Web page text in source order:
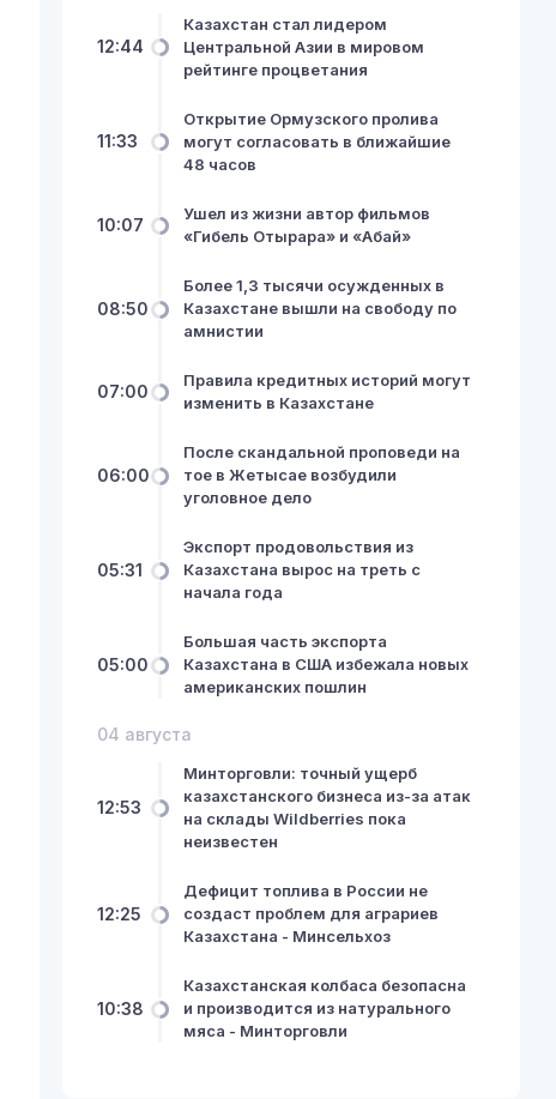
12:44
Казахстан стал лидером
Центральной Азии в мировом
рейтинге процветания
11:33
Открытие Ормузского пролива
могут согласовать в ближайшие
48 часов
10:07
Ушел из жизни автор фильмов
«Гибель Отырара» и «Абай»
08:50
Более 1,3 тысячи осужденных в
Казахстане вышли на свободу по
амнистии
07:00
Правила кредитных историй могут
изменить в Казахстане
06:00
После скандальной проповеди на
тое в Жетысае возбудили
уголовное дело
05:31
Экспорт продовольствия из
Казахстана вырос на треть с
начала года
05:00
Большая часть экспорта
Казахстана в США избежала новых
американских пошлин
04 августа
12:53
Минторговли: точный ущерб
казахстанского бизнеса из-за атак
на склады Wildberries пока
неизвестен
12:25
Дефицит топлива в России не
создаст проблем для аграриев
Казахстана - Минсельхоз
10:38
Казахстанская колбаса безопасна
и производится из натурального
мяса - Минторговли